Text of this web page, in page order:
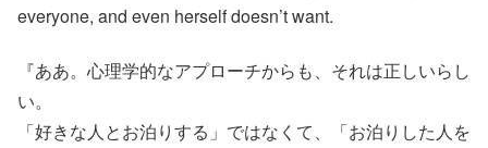
everyone, and even herself doesn’t want.
『ああ。心理学的なアプローチからも、それは正しいらし
い。
「好きな人とお泊りする」ではなくて、「お泊りした人を